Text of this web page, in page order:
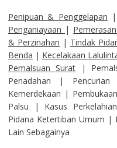
Penipuan & Penggelapan |
Penganiayaan |
& Perzinahan | Tindak
Benda | Kecelakaan
Pemalsuan Surat |
Penadahan |
Kemerdekaan |
Palsu | Kasus
Pidana Ketertiban Umum |
Lain Sebagainya